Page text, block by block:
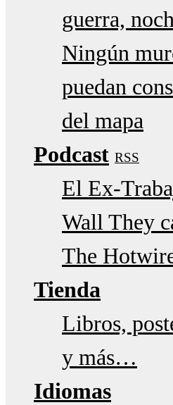
guerra,
Ningún
puedan
del mapa
Podcast RSS
El Ex-
Wall They
The
Tienda
Libros,
y más…
Idiomas